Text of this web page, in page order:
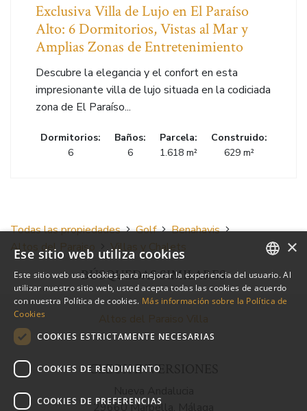
Exclusiva Villa de Lujo en El Paraíso
Alto: 6 Dormitorios, Vistas al Mar y
Amplias Zonas de Entretenimiento
Descubre la elegancia y el confort en esta
impresionante villa de lujo situada en la codiciada
zona de El Paraíso...
Dormitorios:
6
Baños:
6
Parcela:
1.618 m²
Construido:
629 m²
Todas las propiedades Golf
Benahavis
Altos del Paraiso
Villas y Chalets
BÚSQUEDAS SIMILARES
CLEOX INVERSIONES
29660 Marbella, Málaga
ENGLISH
SPANISH
×
Ese sitio web utiliza cookies
Este sitio web usa cookies para mejorar la experiencia del usuario. Al
utilizar nuestro sitio web, usted acepta todas las cookies de acuerdo
con nuestra Política de cookies. Más información sobre la Política de
Cookies
COOKIES ESTRICTAMENTE NECESARIAS
COOKIES DE RENDIMIENTO
COOKIES DE PREFERENCIAS